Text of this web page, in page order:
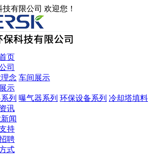
有限公司 欢迎您！
页
司
念 车间展示
示
列 曝气器系列 环保设备系列 冷却塔填料
讯
闻
持
聘
式